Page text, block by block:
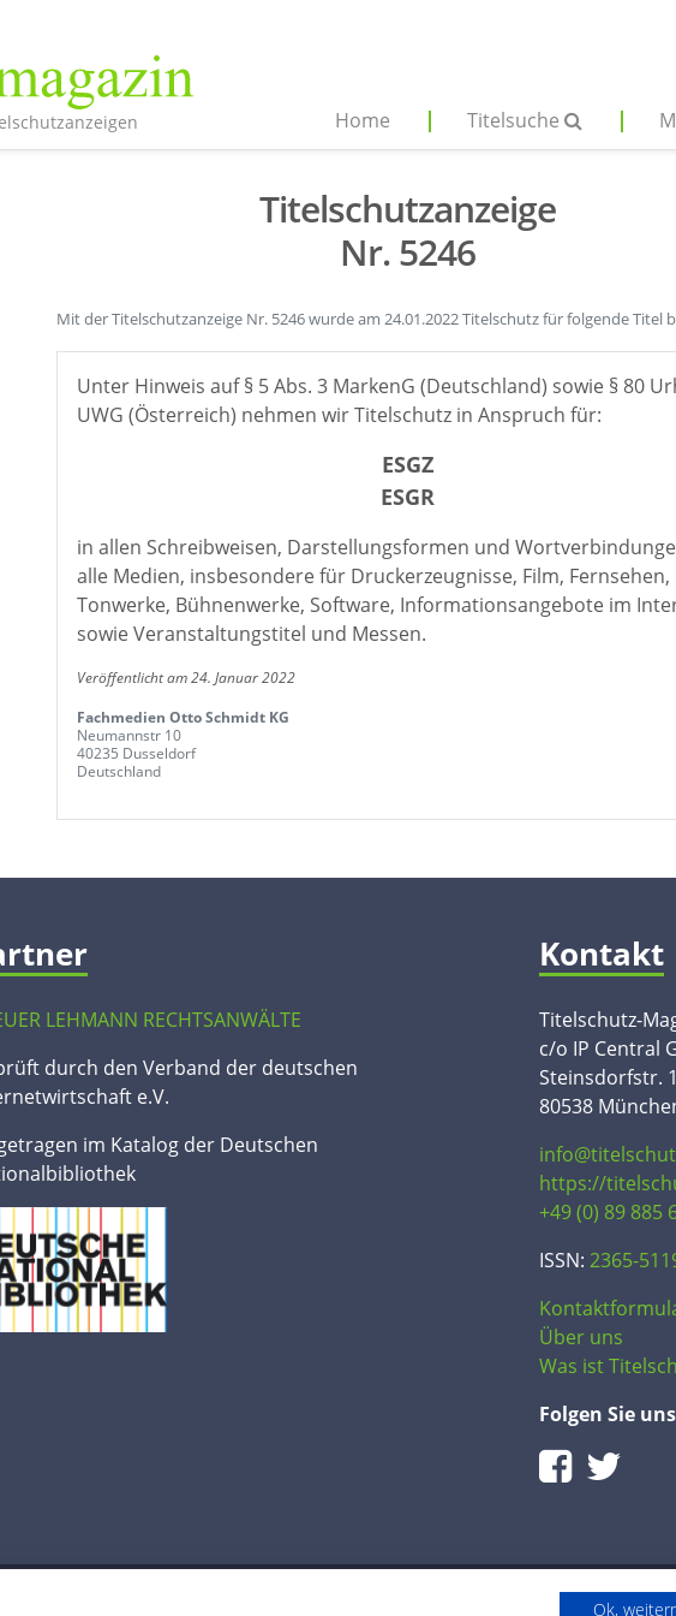
Home Titelsuche
Titelschutzanzeige
Nr. 5246
Mit der Titelschutzanzeige Nr. 5246 wurde am 24.01.2022 Titelschutz für folgende Titel
Unter Hinweis auf § 5 Abs. 3 MarkenG (Deutschland) sowie § 80
UWG (Österreich) nehmen wir Titelschutz in Anspruch für:
ESGZ
ESGR
in allen Schreibweisen, Darstellungsformen und
alle Medien, insbesondere für Druckerzeugnisse, Film, Fernsehen,
Tonwerke, Bühnenwerke, Software, Informationsangebote im
sowie Veranstaltungstitel und Messen.
Veröffentlicht am 24. Januar 2022
Fachmedien Otto Schmidt KG
Neumannstr 10
40235 Dusseldorf
Deutschland
LEHMANN RECHTSANWÄLTE
durch den Verband der deutschen
e.V.
im Katalog der Deutschen
Kontakt
Titelschutz-
c/o IP Central
Steinsdorfstr.
80538
https://
+49 (0) 89 885
ISSN: 2365-
Über uns
Was ist
Folgen Sie uns
Ok,